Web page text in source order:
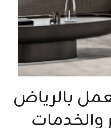
بالرياض
والخدمات